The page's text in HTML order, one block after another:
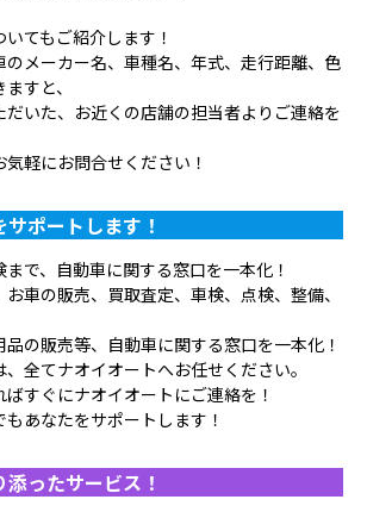
てもご紹介します！
のメーカー名、車種名、年式、走行距離、色
すと、
だいた、お近くの店舗の担当者よりご連絡を
軽にお問合せください！
ポートします！
で、自動車に関する窓口を一本化！
車の販売、買取査定、車検、点検、整備、
の販売等、自動車に関する窓口を一本化！
全てナオイオートへお任せください。
すぐにナオイオートにご連絡を！
あなたをサポートします！
ったサービス！